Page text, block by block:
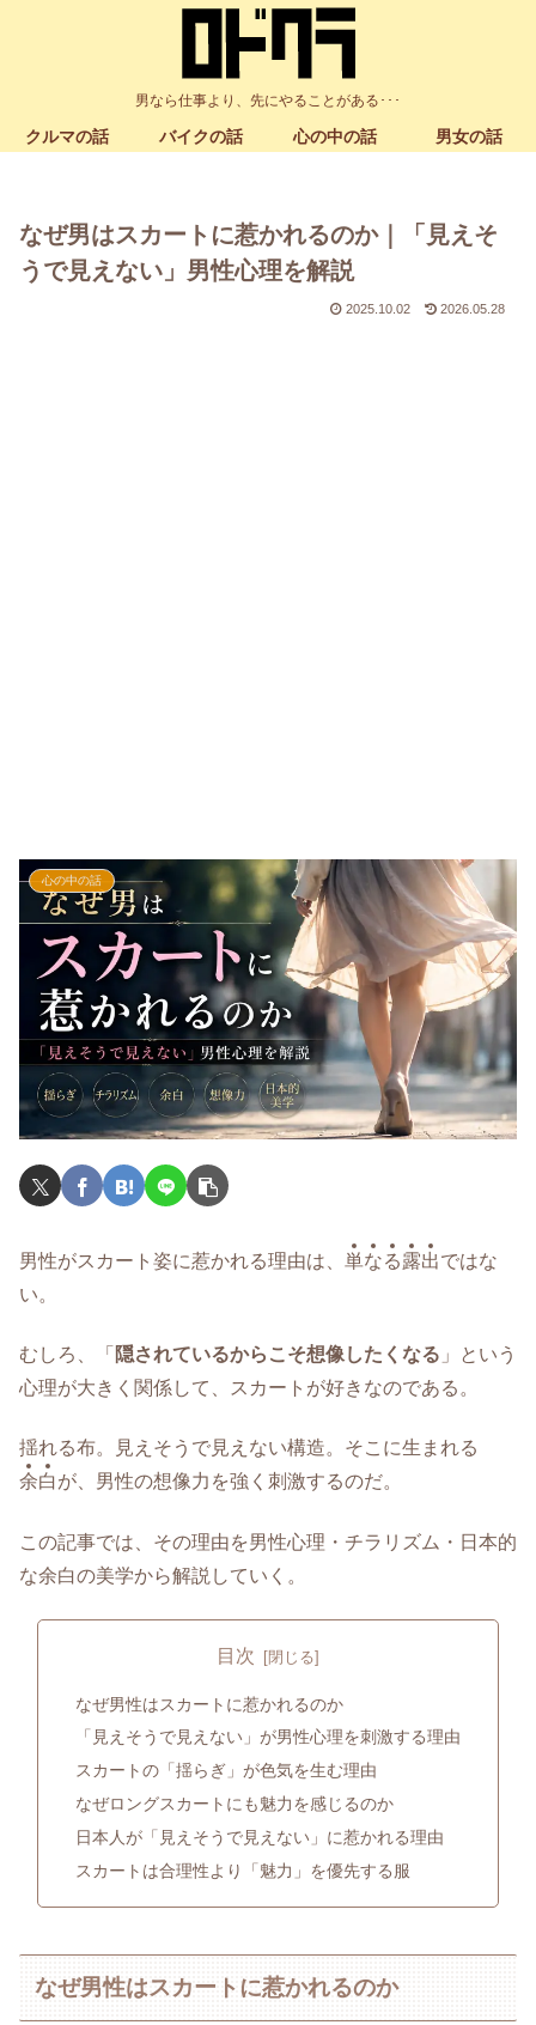
男なら仕事より、先にやることがある･･･
クルマの話 バイクの話 心の中の話 男女の話
なぜ男はスカートに惹かれるのか｜「見えそ
うで見えない」男性心理を解説
2025.10.02 2026.05.28
心の中の話
男性がスカート姿に惹かれる理由は、 単なる露出ではな
い。
むしろ、「 隠されているからこそ想像したくなる 」という
心理が大きく関係して、スカートが好きなのである。
揺れる布。見えそうで見えない構造。そこに生まれる
余白が、男性の想像力を強く刺激するのだ。
この記事では、その理由を男性心理・チラリズム・日本的
な余白の美学から解説していく。
目次
なぜ男性はスカートに惹かれるのか
「見えそうで見えない」が男性心理を刺激する理由
スカートの「揺らぎ」が色気を生む理由
なぜロングスカートにも魅力を感じるのか
日本人が「見えそうで見えない」に惹かれる理由
スカートは合理性より「魅力」を優先する服
なぜ男性はスカートに惹かれるのか